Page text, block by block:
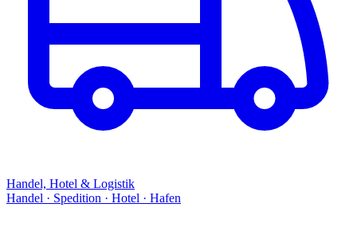
Handel, Hotel & Logistik
Handel · Spedition · Hotel · Hafen